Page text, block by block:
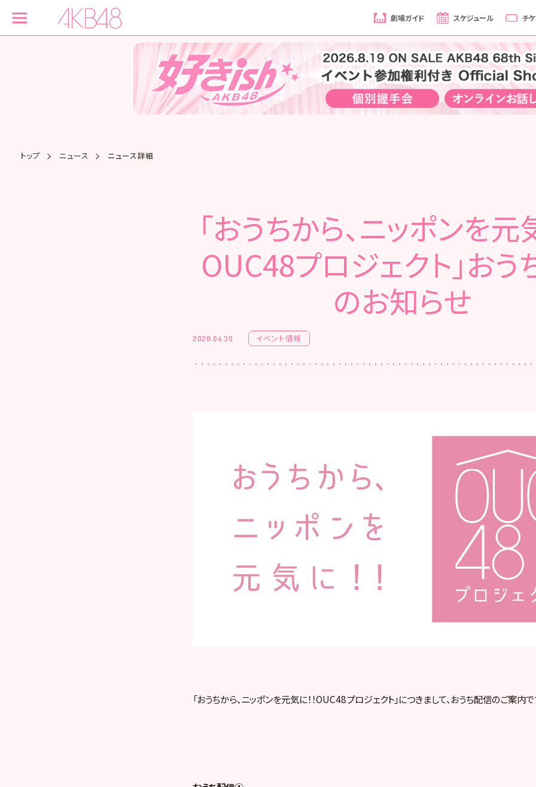
劇場ガイド スケジュール チ
トップ ニュース ニュース詳細
「おうちから、ニッポンを元
OUC48プロジェクト」おう
のお知らせ
2020.04.30 イベント情報
「おうちから、ニッポンを元気に！！OUC48プロジェクト」につきまして、おうち配信のご案内で